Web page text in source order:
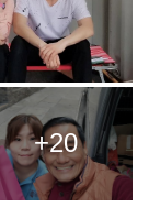
+20